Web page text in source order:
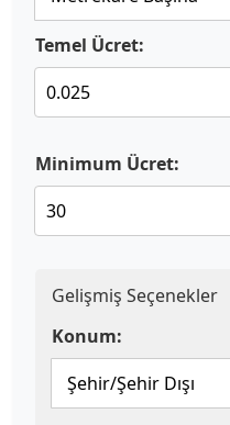
Temel Ücret:
Minimum Ücret:
Gelişmiş Seçenekler
Konum: